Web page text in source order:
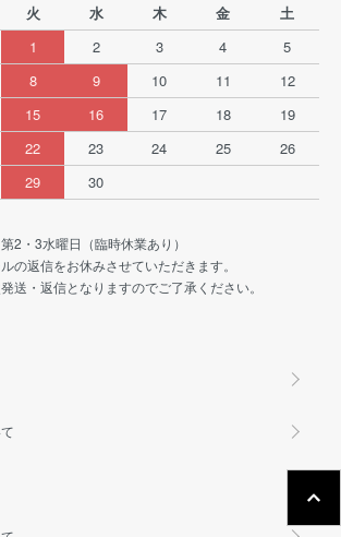
火 水 木 金
土
1
2 3 4
5
8 9 10 11
12
15 16 17 18
19
22 23 24 25
26
29 30
2・3水曜日（臨時休業あり）
の返信をお休みさせていただきます。
送・返信となりますのでご了承ください。